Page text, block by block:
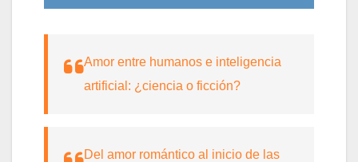
Amor entre humanos e inteligencia
artificial: ¿ciencia o ficción?
Del amor romántico al inicio de las